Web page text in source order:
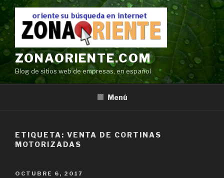
Ir
contenido
ZONAORIENTE.COM
Blog de sitios web de empresas, en español
Menú
ETIQUETA: VENTA DE CORTINAS
MOTORIZADAS
POSTED
OCTUBRE 6, 2017